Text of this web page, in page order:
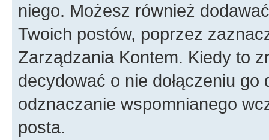
niego. Możesz również
Twoich postów, poprzez
Zarządzania Kontem. Kiedy to
decydować o nie dołączeniu
odznaczanie wspomnianego
posta.